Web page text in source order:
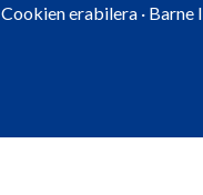
Cookien erabilera · Barne